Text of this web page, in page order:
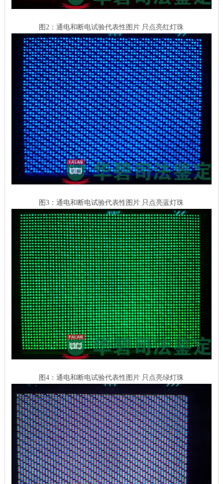
图2：通电和断电试验代表性图片 只点亮红灯珠
图3：通电和断电试验代表性图片 只点亮蓝灯珠
图4：通电和断电试验代表性图片 只点亮绿灯珠